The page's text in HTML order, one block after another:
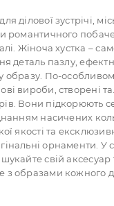
ділової зустрічі,
романтичного
Жіноча хустка –
деталь пазлу,
образу. По-
вироби, створені
Вони підкорюють
насичених
якості та
орнаменти. У
свій аксесуар
з образами кожного